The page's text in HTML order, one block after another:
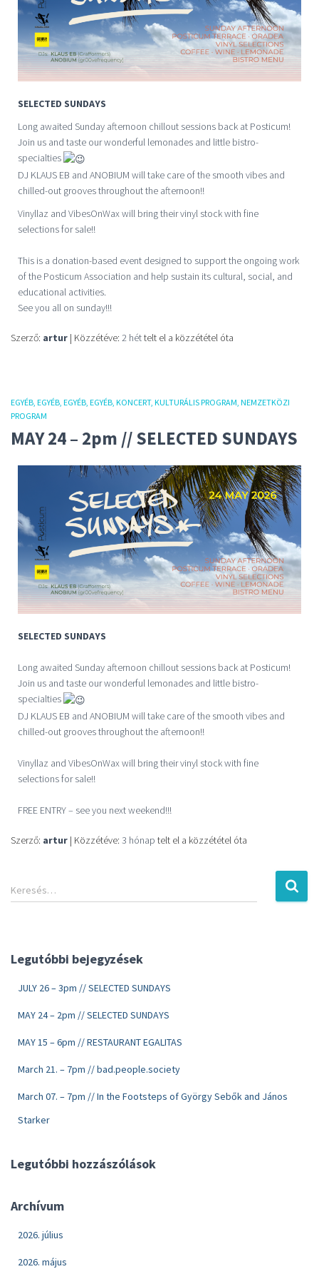
SELECTED SUNDAYS
Long awaited Sunday afternoon chillout sessions back at Posticum!
Join us and taste our wonderful lemonades and little bistro-
specialties
DJ KLAUS EB and ANOBIUM will take care of the smooth vibes and
chilled-out grooves throughout the afternoon!!
Vinyllaz and VibesOnWax will bring their vinyl stock with fine
selections for sale!!
This is a donation-based event designed to support the ongoing work
of the Posticum Association and help sustain its cultural, social, and
educational activities.
See you all on sunday!!!
Szerző: artur | Közzétéve: 2 héttelt el a közzététel óta
EGYÉB EGYÉB EGYÉB EGYÉB KONCERT KULTURÁLIS PROGRAM NEMZETKÖZI
PROGRAM
MAY 24 – 2pm // SELECTED SUNDAYS
SELECTED SUNDAYS
Long awaited Sunday afternoon chillout sessions back at Posticum!
Join us and taste our wonderful lemonades and little bistro-
specialties
DJ KLAUS EB and ANOBIUM will take care of the smooth vibes and
chilled-out grooves throughout the afternoon!!
Vinyllaz and VibesOnWax will bring their vinyl stock with fine
selections for sale!!
FREE ENTRY – see you next weekend!!!
Szerző: artur | Közzétéve: 3 hónap telt el a közzététel óta
Keresés…
Legutóbbi bejegyzések
JULY 26 – 3pm // SELECTED SUNDAYS
MAY 24 – 2pm // SELECTED SUNDAYS
MAY 15 – 6pm // RESTAURANT EGALITAS
March 21. – 7pm // bad.people.society
March 07. – 7pm // In the Footsteps of György Sebők and János
Starker
Legutóbbi hozzászólások
Archívum
2026. július
2026. május